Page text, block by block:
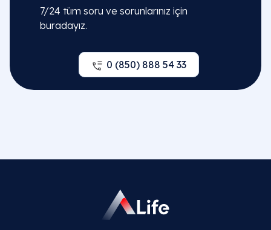
7/24 tüm soru ve sorunlarınız için
buradayız.
0 (850) 888 54 33